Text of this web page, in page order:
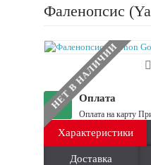
Фаленопсис
НЕТ В НАЛИЧИИ
Оплата
Оплата на карту
Характеристики
Доставка